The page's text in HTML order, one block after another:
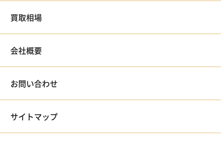
買取相場
会社概要
お問い合わせ
サイトマップ